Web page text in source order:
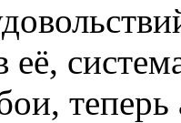
её,
теперь